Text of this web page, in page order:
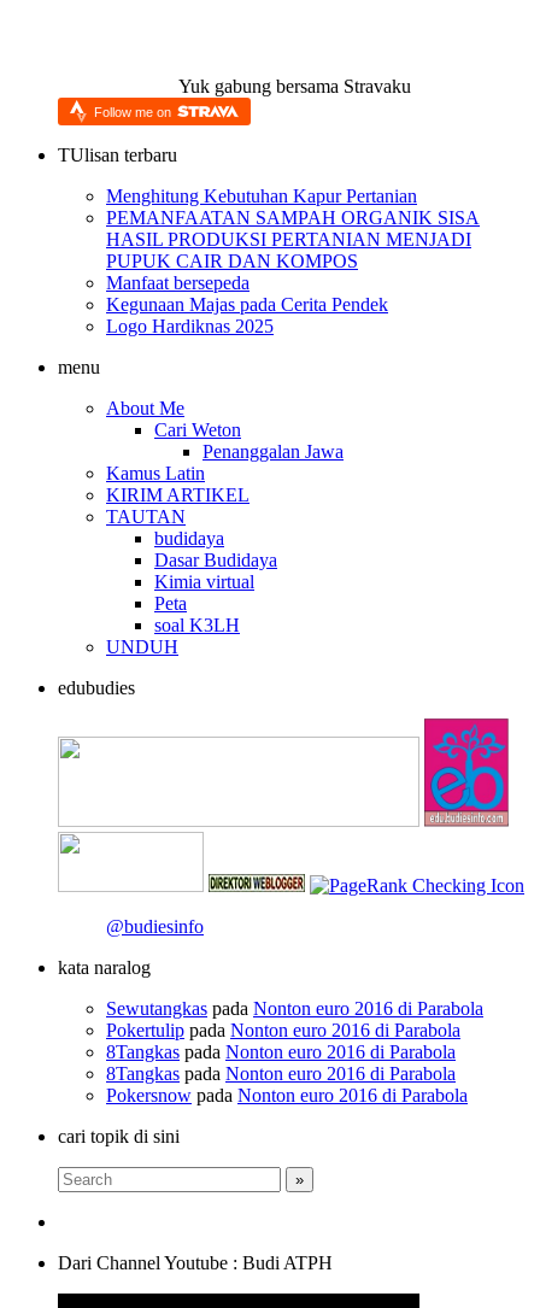
Yuk gabung bersama Stravaku
Follow me on
TUlisan terbaru
Menghitung Kebutuhan Kapur Pertanian
PEMANFAATAN SAMPAH ORGANIK SISA
HASIL PRODUKSI PERTANIAN MENJADI
PUPUK CAIR DAN KOMPOS
Manfaat bersepeda
Kegunaan Majas pada Cerita Pendek
Logo Hardiknas 2025
menu
About Me
Cari Weton
Penanggalan Jawa
Kamus Latin
KIRIM ARTIKEL
TAUTAN
budidaya
Dasar Budidaya
Kimia virtual
Peta
soal K3LH
UNDUH
edubudies
@budiesinfo
kata naralog
Sewutangkas pada Nonton euro 2016 di Parabola
Pokertulip pada Nonton euro 2016 di Parabola
8Tangkas pada Nonton euro 2016 di Parabola
8Tangkas pada Nonton euro 2016 di Parabola
Pokersnow pada Nonton euro 2016 di Parabola
cari topik di sini
Dari Channel Youtube : Budi ATPH